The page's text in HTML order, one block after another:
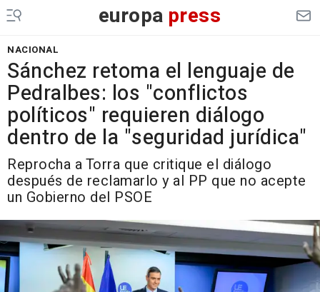
europa press
NACIONAL
Sánchez retoma el lenguaje de
Pedralbes: los "conflictos
políticos" requieren diálogo
dentro de la "seguridad jurídica"
Reprocha a Torra que critique el diálogo
después de reclamarlo y al PP que no acepte
un Gobierno del PSOE